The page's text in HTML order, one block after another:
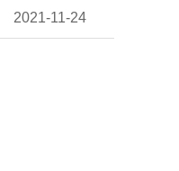
2021-11-24